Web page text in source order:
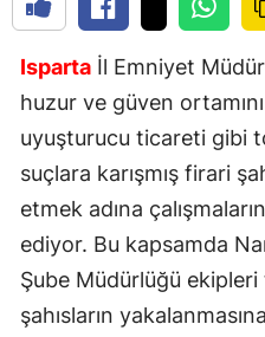
Isparta İl Emniyet
huzur ve güven
uyuşturucu ticareti gibi
suçlara karışmış firari
etmek adına
ediyor. Bu kapsamda
Şube Müdürlüğü
şahısların